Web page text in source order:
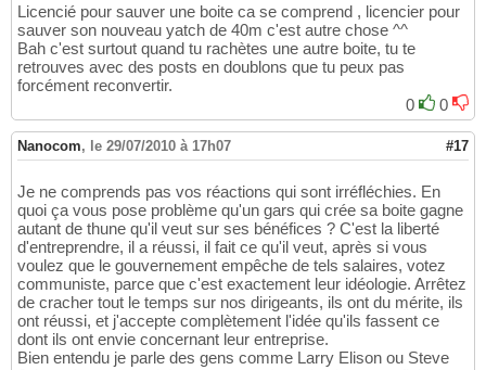
Licencié pour sauver une boite ca se comprend , licencier pour
sauver son nouveau yatch de 40m c'est autre chose ^^
Bah c'est surtout quand tu rachètes une autre boite, tu te
retrouves avec des posts en doublons que tu peux pas
forcément reconvertir.
0
0
Nanocom, le 29/07/2010 à 17h07 #17
Je ne comprends pas vos réactions qui sont irréfléchies. En
quoi ça vous pose problème qu'un gars qui crée sa boite gagne
autant de thune qu'il veut sur ses bénéfices ? C'est la liberté
d'entreprendre, il a réussi, il fait ce qu'il veut, après si vous
voulez que le gouvernement empêche de tels salaires, votez
communiste, parce que c'est exactement leur idéologie. Arrêtez
de cracher tout le temps sur nos dirigeants, ils ont du mérite, ils
ont réussi, et j'accepte complètement l'idée qu'ils fassent ce
dont ils ont envie concernant leur entreprise.
Bien entendu je parle des gens comme Larry Elison ou Steve